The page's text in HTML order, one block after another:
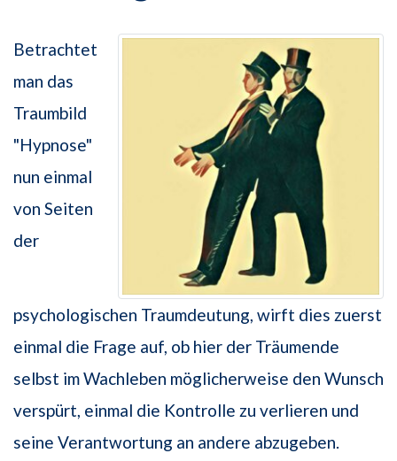
Betrachtet
man das
Traumbild
"Hypnose"
nun einmal
von Seiten
der
psychologischen Traumdeutung, wirft dies zuerst
einmal die Frage auf, ob hier der Träumende
selbst im Wachleben möglicherweise den Wunsch
verspürt, einmal die Kontrolle zu verlieren und
seine Verantwortung an andere abzugeben.